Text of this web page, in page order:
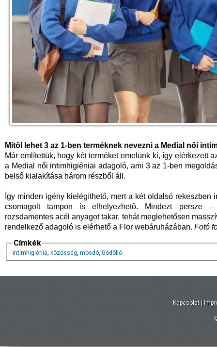
Mitől lehet 3 az 1-ben terméknek nevezni a Medial női
Már említettük, hogy két terméket emelünk ki, így elérkezett
a Medial női intimhigiéniai adagoló, ami 3 az 1-ben
belső kialakítása három részből áll.
Így minden igény kielégíthető, mert a két oldalsó
csomagolt tampon is elhelyezhető. Mindezt persze –
rozsdamentes acél anyagot takar, tehát meglehetősen
rendelkező adagoló is elérhető a Flor webáruházában. Fotó
Címkék
intimhigiénia, közösség, mosdó, Gödöllő
Kapcsolat |